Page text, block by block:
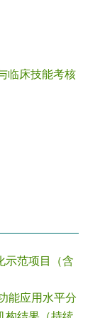
临床技能考核
示范项目（含
能应⽤⽔平分